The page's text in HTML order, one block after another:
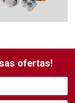
ofertas!